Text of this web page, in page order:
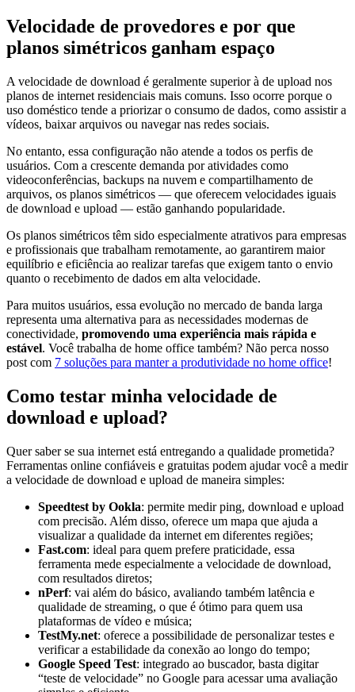
Velocidade de provedores e por que
planos simétricos ganham espaço
A velocidade de download é geralmente superior à de upload nos
planos de internet residenciais mais comuns. Isso ocorre porque o
uso doméstico tende a priorizar o consumo de dados, como assistir a
vídeos, baixar arquivos ou navegar nas redes sociais.
No entanto, essa configuração não atende a todos os perfis de
usuários. Com a crescente demanda por atividades como
videoconferências, backups na nuvem e compartilhamento de
arquivos, os planos simétricos — que oferecem velocidades iguais
de download e upload — estão ganhando popularidade.
Os planos simétricos têm sido especialmente atrativos para empresas
e profissionais que trabalham remotamente, ao garantirem maior
equilíbrio e eficiência ao realizar tarefas que exigem tanto o envio
quanto o recebimento de dados em alta velocidade.
Para muitos usuários, essa evolução no mercado de banda larga
representa uma alternativa para as necessidades modernas de
conectividade, promovendo uma experiência mais rápida e
estável. Você trabalha de home office também? Não perca nosso
post com 7 soluções para manter a produtividade no home office!
Como testar minha velocidade de
download e upload?
Quer saber se sua internet está entregando a qualidade prometida?
Ferramentas online confiáveis e gratuitas podem ajudar você a medir
a velocidade de download e upload de maneira simples:
Speedtest by Ookla: permite medir ping, download e upload
com precisão. Além disso, oferece um mapa que ajuda a
visualizar a qualidade da internet em diferentes regiões;
Fast.com: ideal para quem prefere praticidade, essa
ferramenta mede especialmente a velocidade de download,
com resultados diretos;
nPerf: vai além do básico, avaliando também latência e
qualidade de streaming, o que é ótimo para quem usa
plataformas de vídeo e música;
TestMy.net: oferece a possibilidade de personalizar testes e
verificar a estabilidade da conexão ao longo do tempo;
Google Speed Test: integrado ao buscador, basta digitar
“teste de velocidade” no Google para acessar uma avaliação